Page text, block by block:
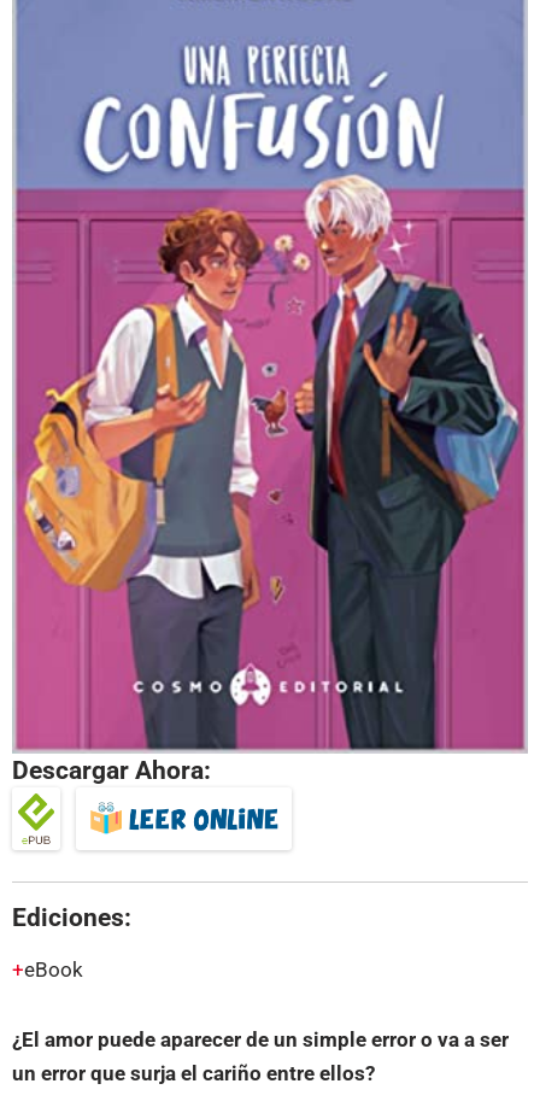
Descargar Ahora:
Ediciones:
eBook
¿El amor puede aparecer de un simple error o va a ser
un error que surja el cariño entre ellos?